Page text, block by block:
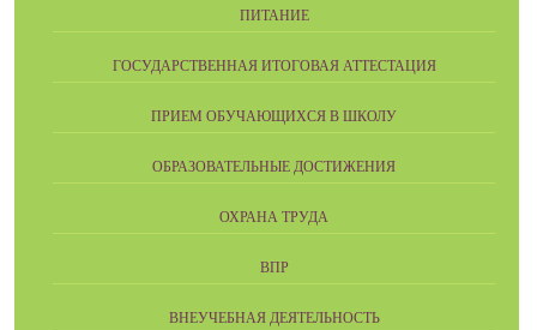
ПИТАНИЕ
ГОСУДАРСТВЕННАЯ ИТОГОВАЯ АТТЕСТАЦИЯ
ПРИЕМ ОБУЧАЮЩИХСЯ В ШКОЛУ
ОБРАЗОВАТЕЛЬНЫЕ ДОСТИЖЕНИЯ
ОХРАНА ТРУДА
ВПР
ВНЕУЧЕБНАЯ ДЕЯТЕЛЬНОСТЬ